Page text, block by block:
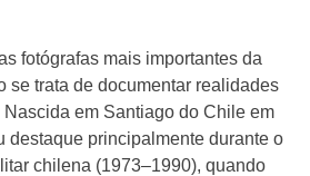
fotógrafas mais importantes da
se trata de documentar realidades
em Santiago do Chile em
destaque principalmente durante o
chilena (1973–1990), quando